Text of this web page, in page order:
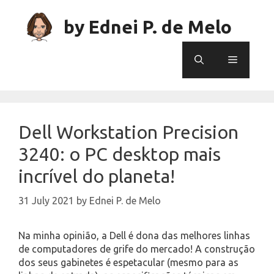
content
by Ednei P. de Melo
Menu
Dell Workstation Precision
3240: o PC desktop mais
incrível do planeta!
31 July 2021 by Ednei P. de Melo
Na minha opinião, a Dell é dona das melhores linhas
de computadores de grife do mercado! A construção
dos seus gabinetes é espetacular (mesmo para as